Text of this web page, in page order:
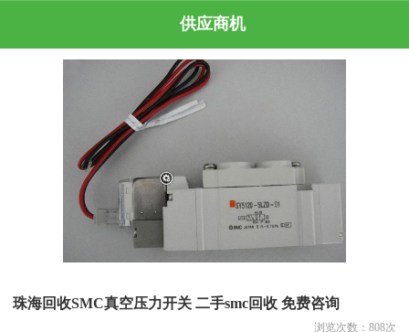
供应商机
珠海回收SMC真空压力开关 二手smc回收 免费咨询
浏览次数： 808次